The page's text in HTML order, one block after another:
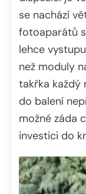
se nachází
fotoaparátů
lehce
než moduly
takřka každý
do balení
možné záda
investici do